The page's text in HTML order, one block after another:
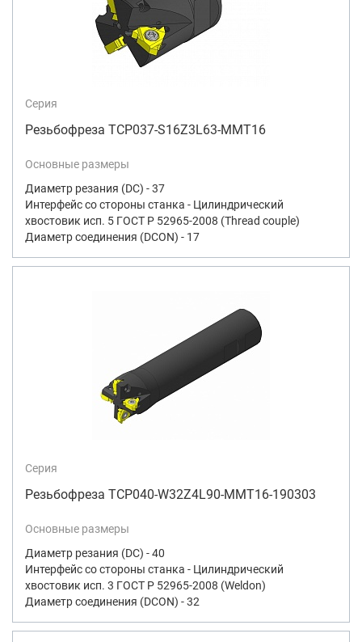
Серия
Резьбофреза TCP037-S16Z3L63-MMT16
Основные размеры
Диаметр резания (DC) - 37
Интерфейс со стороны станка - Цилиндрический
хвостовик исп. 5 ГОСТ Р 52965-2008 (Thread couple)
Диаметр соединения (DCON) - 17
Серия
Резьбофреза TCP040-W32Z4L90-MMT16-190303
Основные размеры
Диаметр резания (DC) - 40
Интерфейс со стороны станка - Цилиндрический
хвостовик исп. 3 ГОСТ Р 52965-2008 (Weldon)
Диаметр соединения (DCON) - 32